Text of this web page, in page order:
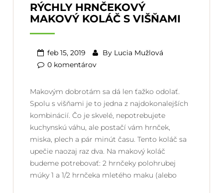
RÝCHLY HRNČEKOVÝ
MAKOVÝ KOLÁČ S VIŠŇAMI
feb 15, 2019 By Lucia Mužlová
0 komentárov
Makovým dobrotám sa dá len ťažko odolať.
Spolu s višňami je to jedna z najdokonalejších
kombinácií. Čo je skvelé, nepotrebujete
kuchynskú váhu, ale postačí vám hrnček,
miska, plech a pár minút času. Tento koláč sa
upečie naozaj raz dva. Na makový koláč
budeme potrebovať: 2 hrnčeky polohrubej
múky 1 a 1/2 hrnčeka mletého maku (alebo